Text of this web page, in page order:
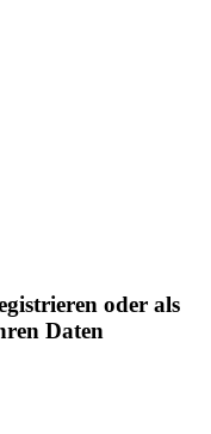
oder als
Daten